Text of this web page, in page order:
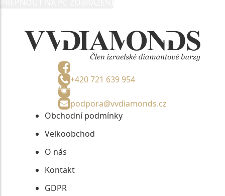
+420 721 639 954
podpora@vvdiamonds.cz
Obchodní podmínky
Velkoobchod
O nás
Kontakt
GDPR